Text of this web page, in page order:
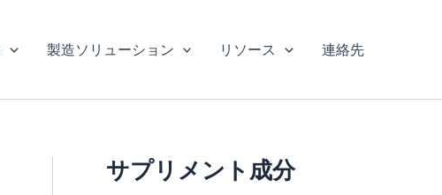
製造ソリューション リソース 連絡先
サプリメント成分